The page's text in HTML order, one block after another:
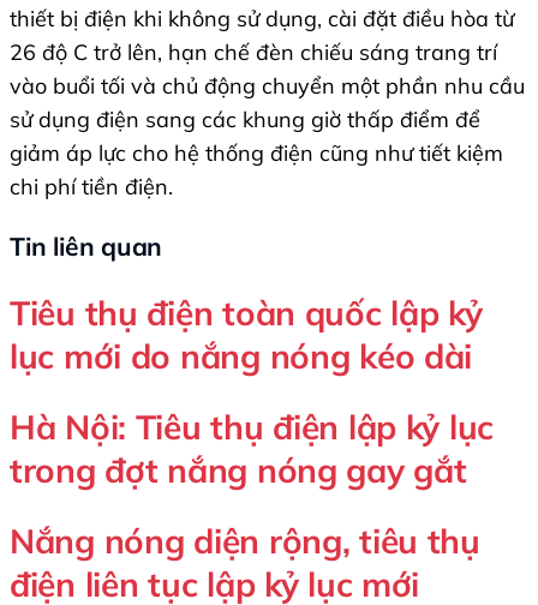
thiết bị điện khi không sử dụng, cài đặt điều hòa từ
26 độ C trở lên, hạn chế đèn chiếu sáng trang trí
vào buổi tối và chủ động chuyển một phần nhu cầu
sử dụng điện sang các khung giờ thấp điểm để
giảm áp lực cho hệ thống điện cũng như tiết kiệm
chi phí tiền điện.
Tin liên quan
Tiêu thụ điện toàn quốc lập kỷ
lục mới do nắng nóng kéo dài
Hà Nội: Tiêu thụ điện lập kỷ lục
trong đợt nắng nóng gay gắt
Nắng nóng diện rộng, tiêu thụ
điện liên tục lập kỷ lục mới